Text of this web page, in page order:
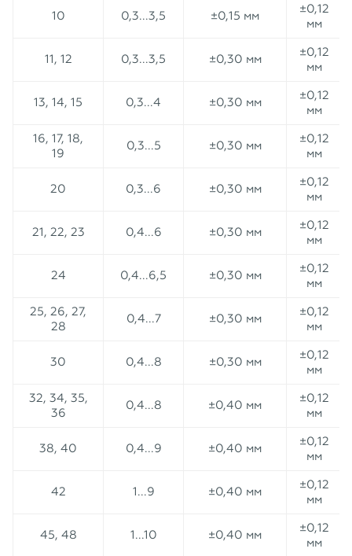
10 0,3...3,5 ±0,15 мм
±0,12
мм
11, 12 0,3...3,5 ±0,30 мм
±0,12
мм
13, 14, 15 0,3...4 ±0,30 мм
±0,12
мм
16, 17, 18,
19
0,3...5 ±0,30 мм
±0,12
мм
20 0,3...6 ±0,30 мм
±0,12
мм
21, 22, 23 0,4...6 ±0,30 мм
±0,12
мм
24 0,4...6,5 ±0,30 мм
±0,12
мм
25, 26, 27,
28
0,4...7 ±0,30 мм
±0,12
мм
30 0,4...8 ±0,30 мм
±0,12
мм
32, 34, 35,
36
0,4...8 ±0,40 мм
±0,12
мм
38, 40 0,4...9 ±0,40 мм
±0,12
мм
42 1...9 ±0,40 мм
±0,12
мм
45, 48 1...10 ±0,40 мм
±0,12
мм